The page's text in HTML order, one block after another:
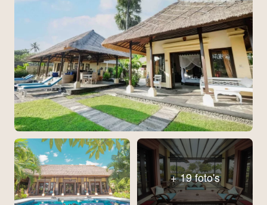
+ 19 foto's